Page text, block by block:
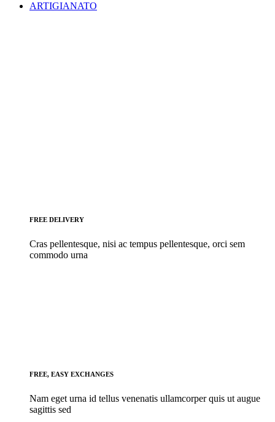
ARTIGIANATO
FREE DELIVERY
Cras pellentesque, nisi ac tempus pellentesque, orci sem
commodo urna
FREE, EASY EXCHANGES
Nam eget urna id tellus venenatis ullamcorper quis ut augue
sagittis sed